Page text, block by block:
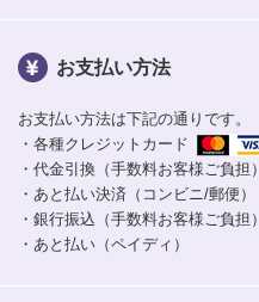
お支払い方法
お支払い方法は下記の通りです。
・各種クレジットカード
・代金引換（手数料お客様ご負担）
・あと払い決済（コンビニ/郵便）
・銀行振込（手数料お客様ご負担）
・あと払い（ペイディ）